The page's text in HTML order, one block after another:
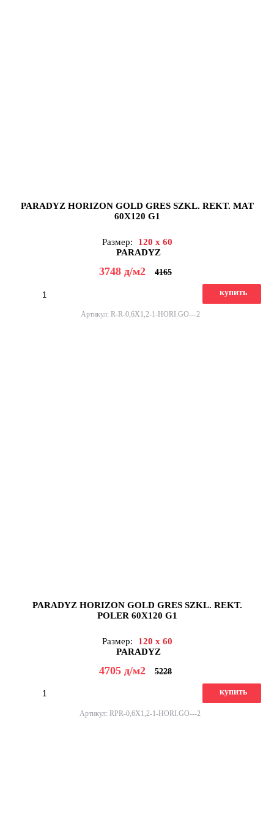
PARADYZ HORIZON GOLD GRES SZKL. REKT. MAT
60X120 G1
Размер:
120 x 60
PARADYZ
3748 д/м2 4165
купить
Артикул: R-R-0,6X1,2-1-HORI.GO---2
PARADYZ HORIZON GOLD GRES SZKL. REKT.
POLER 60X120 G1
Размер:
120 x 60
PARADYZ
4705 д/м2 5228
купить
Артикул: RPR-0,6X1,2-1-HORI.GO---2